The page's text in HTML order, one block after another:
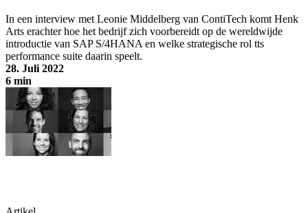
In een interview met Leonie Middelberg van ContiTech komt Henk
Arts erachter hoe het bedrijf zich voorbereidt op de wereldwijde
introductie van SAP S/4HANA en welke strategische rol tts
performance suite daarin speelt.
28. Juli 2022
6 min
"We creëren een one-stop shop voor alle vragen".